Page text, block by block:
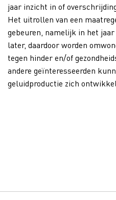
jaar inzicht in of
Het uitrollen van een
gebeuren, namelijk in het
later, daardoor worden
tegen hinder en/of
andere geïnteresseerden
geluidproductie zich